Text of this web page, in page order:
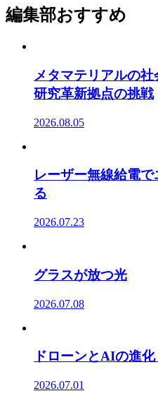
編集部おすすめ
メタマテリアルの
研究革新拠点の挑戦
2026.08.05
レーザー無線給電
る
2026.07.23
グラスが放つ光
2026.07.08
ドローンとAIの進
2026.07.01